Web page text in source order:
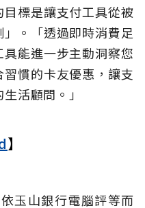
標是讓支付工具從被
。「透過即時消費足
能進一步主動洞察您
慣的卡友優惠，讓支
活顧問。」
】
玉山銀行電腦評等而